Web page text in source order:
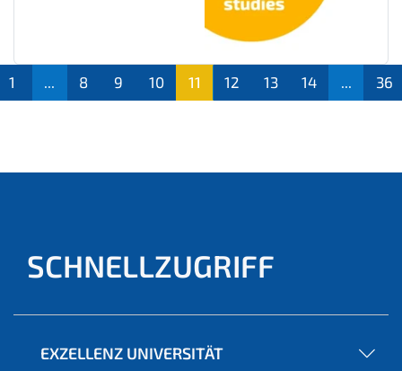
1 ... 8 9 10
11
12 13 14 ... 36
SCHNELLZUGRIFF
EXZELLENZ UNIVERSITÄT